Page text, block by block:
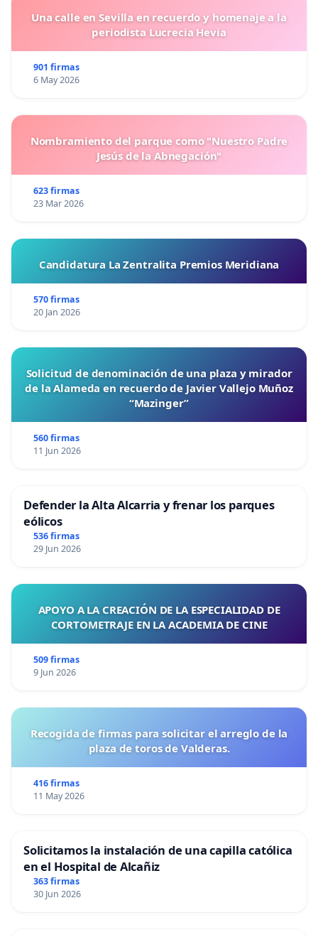
Una calle en Sevilla en recuerdo y homenaje a la
periodista Lucrecia Hevia
901 firmas
6 May 2026
Nombramiento del parque como "Nuestro Padre
Jesús de la Abnegación"
623 firmas
23 Mar 2026
Candidatura La Zentralita Premios Meridiana
570 firmas
20 Jan 2026
Solicitud de denominación de una plaza y mirador
de la Alameda en recuerdo de Javier Vallejo Muñoz
“Mazinger”
560 firmas
11 Jun 2026
Defender la Alta Alcarria y frenar los parques
eólicos
536 firmas
29 Jun 2026
APOYO A LA CREACIÓN DE LA ESPECIALIDAD DE
CORTOMETRAJE EN LA ACADEMIA DE CINE
509 firmas
9 Jun 2026
Recogida de firmas para solicitar el arreglo de la
plaza de toros de Valderas.
416 firmas
11 May 2026
Solicitamos la instalación de una capilla católica
en el Hospital de Alcañiz
363 firmas
30 Jun 2026